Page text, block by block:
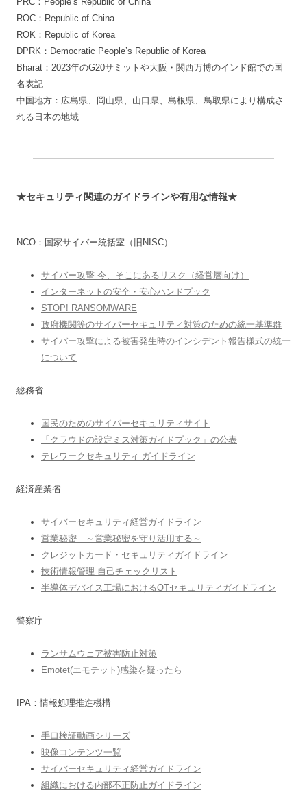
ROC：Republic of China
ROK：Republic of Korea
DPRK：Democratic People’s Republic of Korea
Bharat：2023年のG20サミットや大阪・関西万博のインド館での国
名表記
中国地方：広島県、岡山県、山口県、島根県、鳥取県により構成さ
れる日本の地域
★セキュリティ関連のガイドラインや有用な情報★
NCO：国家サイバー統括室（旧NISC）
サイバー攻撃 今、そこにあるリスク（経営層向け）
インターネットの安全・安心ハンドブック
STOP! RANSOMWARE
政府機関等のサイバーセキュリティ対策のための統一基準群
サイバー攻撃による被害発生時のインシデント報告様式の統一
について
総務省
国民のためのサイバーセキュリティサイト
「クラウドの設定ミス対策ガイドブック」の公表
テレワークセキュリティ ガイドライン
経済産業省
サイバーセキュリティ経営ガイドライン
営業秘密 ～営業秘密を守り活用する～
クレジットカード・セキュリティガイドライン
技術情報管理 自己チェックリスト
半導体デバイス工場におけるOTセキュリティガイドライン
警察庁
ランサムウェア被害防止対策
Emotet(エモテット)感染を疑ったら
IPA：情報処理推進機構
手口検証動画シリーズ
映像コンテンツ一覧
サイバーセキュリティ経営ガイドライン
組織における内部不正防止ガイドライン